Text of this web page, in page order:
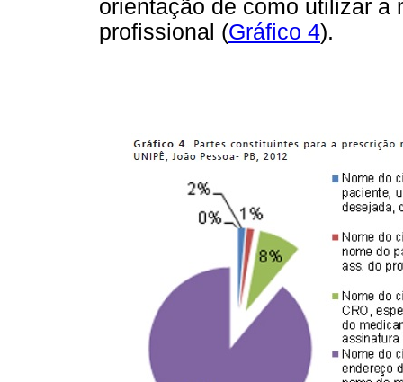
orientação de como utilizar a
profissional (Gráfico 4).